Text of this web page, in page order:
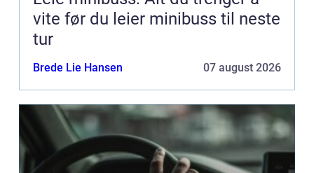
vite før du leier minibuss til neste
tur
Brede Lie Hansen 07 august 2026